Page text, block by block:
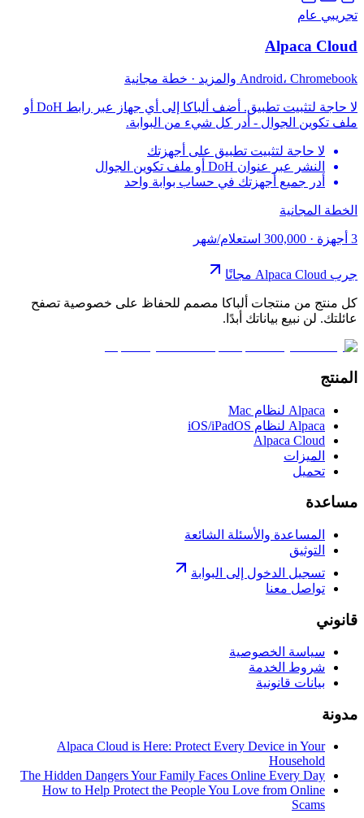
تجريبي عام
Alpaca Cloud
Android، Chromebook والمزيد · خطة مجانية
لا حاجة لتثبيت تطبيق. أضف ألباكا إلى أي جهاز عبر رابط DoH أو
ملف تكوين الجوال - أدر كل شيء من البوابة.
لا حاجة لتثبيت تطبيق على أجهزتك
النشر عبر عنوان DoH أو ملف تكوين الجوال
أدر جميع أجهزتك في حساب بوابة واحد
الخطة المجانية
3 أجهزة · 300,000 استعلام/شهر
جرب Alpaca Cloud مجانًا
كل منتج من منتجات ألباكا مصمم للحفاظ على خصوصية تصفح
عائلتك. لن نبيع بياناتك أبدًا.
المنتج
Alpaca لنظام Mac
Alpaca لنظام iOS/iPadOS
Alpaca Cloud
الميزات
تحميل
مساعدة
المساعدة والأسئلة الشائعة
التوثيق
تسجيل الدخول إلى البوابة
تواصل معنا
قانوني
سياسة الخصوصية
شروط الخدمة
بيانات قانونية
مدونة
Alpaca Cloud is Here: Protect Every Device in Your
Household
The Hidden Dangers Your Family Faces Online Every Day
How to Help Protect the People You Love from Online
Scams